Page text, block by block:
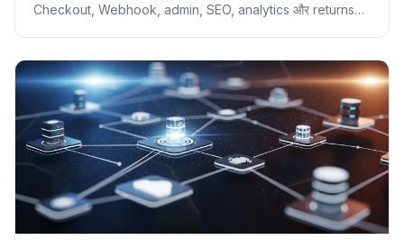
Checkout, Webhook, admin, SEO, analytics और returns